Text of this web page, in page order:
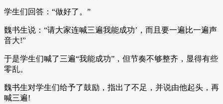
学生们回答：“做好了。”
魏书生说：“请大家连喊三遍我能成功’，而且要一遍比一遍声
音大!”
于是学生们喊了三遍“我能成功”，但节奏不够整齐，显得有些
零乱。
魏书生对学生们给予了鼓励，指出了不足，并说由他起头，再
喊三遍!